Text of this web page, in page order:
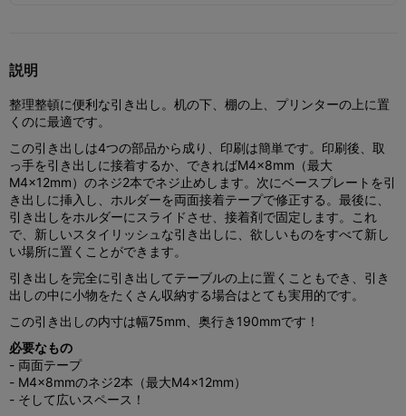
説明
整理整頓に便利な引き出し。机の下、棚の上、プリンターの上に置
くのに最適です。
この引き出しは4つの部品から成り、印刷は簡単です。印刷後、取
っ手を引き出しに接着するか、できればM4x8mm（最大
M4x12mm）のネジ2本でネジ止めします。次にベースプレートを引
き出しに挿入し、ホルダーを両面接着テープで修正する。最後に、
引き出しをホルダーにスライドさせ、接着剤で固定します。これ
で、新しいスタイリッシュな引き出しに、欲しいものをすべて新し
い場所に置くことができます。
引き出しを完全に引き出してテーブルの上に置くこともでき、引き
出しの中に小物をたくさん収納する場合はとても実用的です。
この引き出しの内寸は幅75mm、奥行き190mmです！
必要なもの
- 両面テープ
- M4x8mmのネジ2本（最大M4x12mm）
- そして広いスペース！